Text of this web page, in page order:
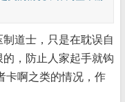
道士，只是在耽误自
，防止人家起手就钩
卡啊之类的情况，作